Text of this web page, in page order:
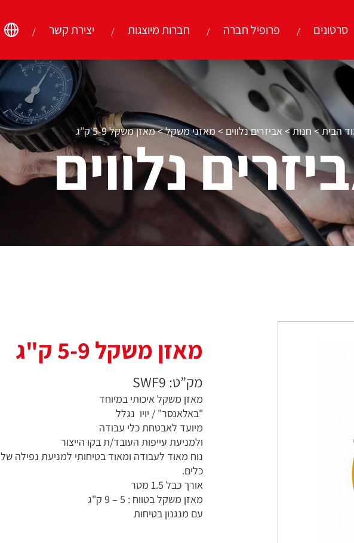
סרטונים פרופיל חברה חברות מיוצגות יצירת קשר
הבית>חנות>אביזרים נלווים > מאזני משקל>מאזן משקל 5-9 ק”ג
נלווים
מאזן משקל 5-9 ק"ג
מק”ט: SWF9
מאזן משקל איכותי במיוחד
"באלאנסר" / יויו נגלל
מיועד לאבטחת כלי עבודה
ולמניעת עייפות העובד/ת בקו הייצור
נוח מאוד לעבודה ומאוד בטיחותי למניעת נפילה של
כלים.
אורך כבל 1.5 מטר
מאזן משקל בטווח : 5 – 9 ק"ג
עם מנגנון בטיחות